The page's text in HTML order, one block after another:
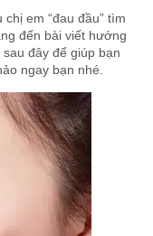
em “đau đầu” tìm
đến bài viết hướng
đây để giúp bạn
ngay bạn nhé.